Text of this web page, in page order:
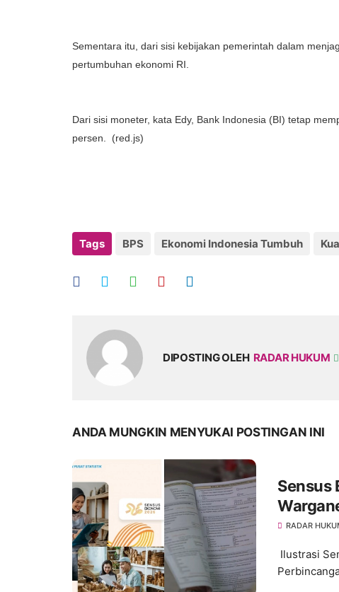
Sementara itu, dari sisi kebijakan pemerintah dalam
pertumbuhan ekonomi RI.
Dari sisi moneter, kata Edy, Bank Indonesia (BI) tetap
persen. (red.js)
Tags BPS Ekonomi Indonesia Tumbuh
DIPOSTING OLEH RADAR HUKUM
ANDA MUNGKIN MENYUKAI POSTINGAN INI
Sensus
RADAR
Ilustrasi